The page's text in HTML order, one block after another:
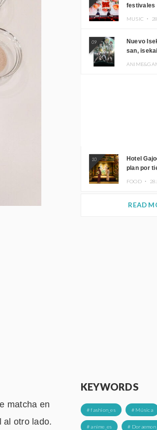
matcha en
al otro lado.
festivales
MUSIC ・
09
Nuevo
san,
10
Hotel
plan por
FOOD ・
READ
KEYWORDS
# fashion_es # Música
# anime_es #